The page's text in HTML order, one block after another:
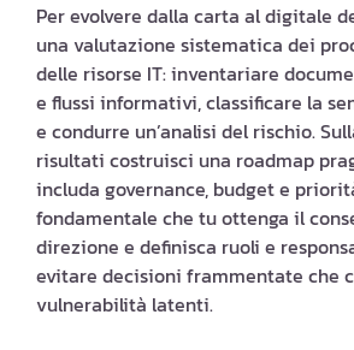
Per evolvere dalla carta al digitale
una valutazione sistematica dei
delle risorse IT: inventariare
e flussi informativi, classificare la
e condurre un’analisi del rischio.
risultati costruisci una roadmap
includa governance, budget e
fondamentale che tu ottenga il
direzione e definisca ruoli e
evitare decisioni frammentate che
vulnerabilità latenti.